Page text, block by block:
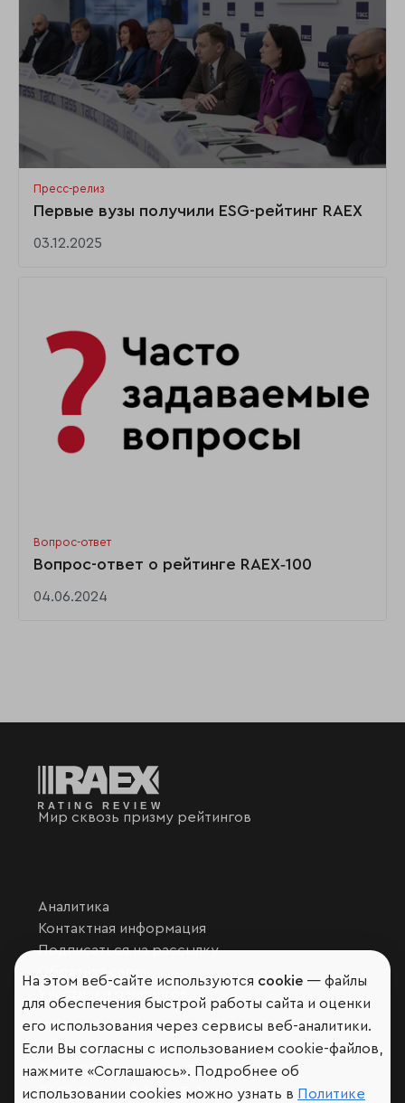
Пресс-релиз
Первые вузы получили ESG-рейтинг RAEX
03.12.2025
Вопрос-ответ
Вопрос-ответ о рейтинге RAEX‑100
04.06.2024
Мир сквозь призму рейтингов
Аналитика
Контактная информация
Подписаться на рассылку
Обратная связь
Участники рэнкингов
Мы в социальных сетях и мессенджерах
VK
RAEX Образование – Telegram,Max
RAEX Sustainability –Telegram,Max
На этом веб-сайте используются cookie — файлы
для обеспечения быстрой работы сайта и оценки
его использования через сервисы веб-аналитики.
Если Вы согласны с использованием cookie-файлов,
нажмите «Соглашаюсь». Подробнее об
использовании cookies можно узнать в Политике